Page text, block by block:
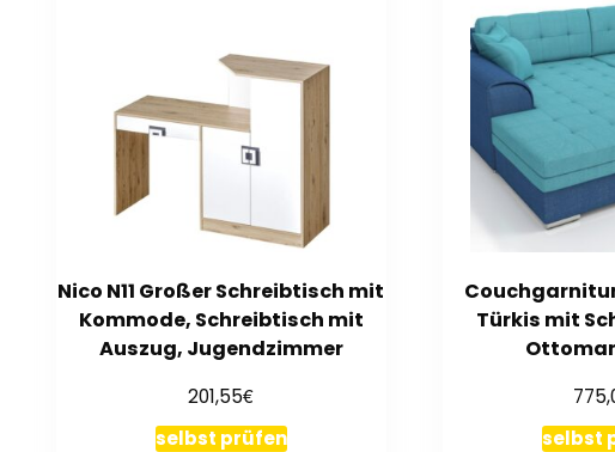
Nico N11 Großer Schreibtisch mit
Kommode, Schreibtisch mit
Auszug, Jugendzimmer
201,55€
selbst prüfen
Couchgarnitur
Türkis mit
selbst